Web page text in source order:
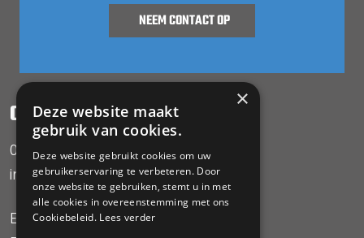
NEEM CONTACT OP
CONTACT OPNEMEN
085-0785582
info@smj-projectrealisatie.nl
Expeditiestraat 23
×
Deze website maakt
gebruik van cookies.
Deze website gebruikt cookies om uw
gebruikerservaring te verbeteren. Door
onze website te gebruiken, stemt u in met
alle cookies in overeenstemming met ons
Cookiebeleid. Lees verder